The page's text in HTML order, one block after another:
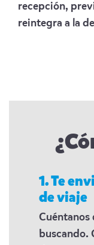
recepción,
reintegra a la
1. Te
de viaje
Cuéntanos
buscando.